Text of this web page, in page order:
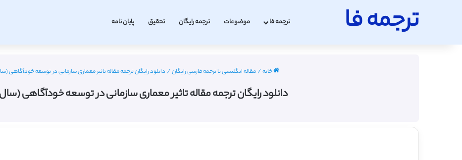
ترجمه فا ترجمه فا موضوعات ترجمه رایگان تحقیق پایان نامه
خانه/مقاله انگلیسی با ترجمه فارسی رایگان/ دانلود رایگان ترجمه مقاله تاثیر معماری سازمانی در توسعه خودآگاهی (سال
دانلود رایگان ترجمه مقاله تاثیر معماری سازمانی در توسعه خودآگاهی (سال